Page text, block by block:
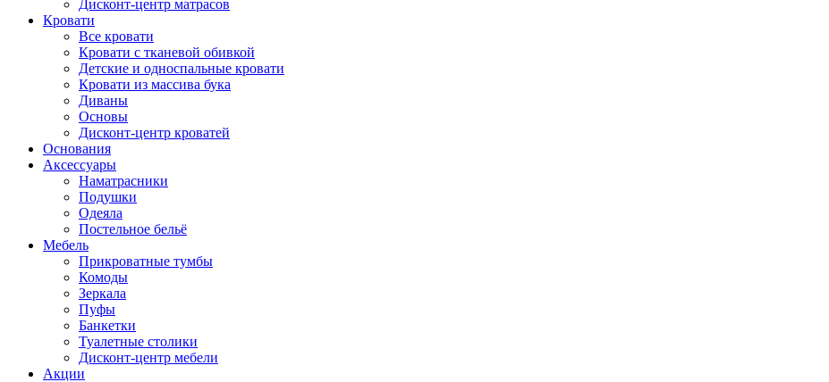
Дисконт-центр матрасов
Кровати
Все кровати
Кровати с тканевой обивкой
Детские и односпальные кровати
Кровати из массива бука
Диваны
Основы
Дисконт-центр кроватей
Основания
Аксессуары
Наматрасники
Подушки
Одеяла
Постельное бельё
Мебель
Прикроватные тумбы
Комоды
Зеркала
Пуфы
Банкетки
Туалетные столики
Дисконт-центр мебели
Акции